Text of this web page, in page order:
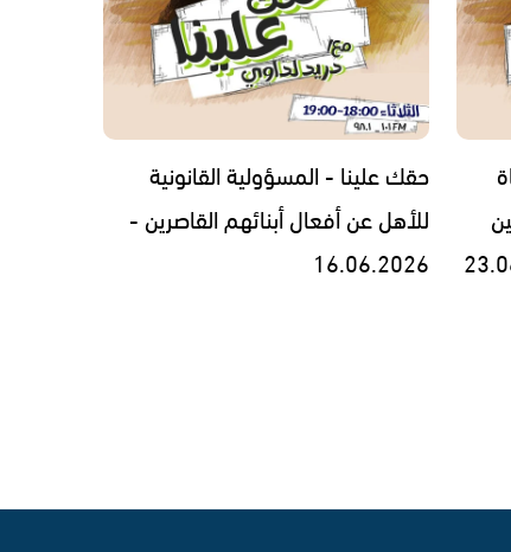
حقك علينا - المسؤولية القانونية
للأهل عن أفعال أبنائهم القاصرين -
16.06.2026